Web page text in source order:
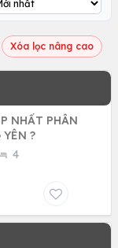
Xóa lọc nâng cao
NHẤT PHÂN
?
4